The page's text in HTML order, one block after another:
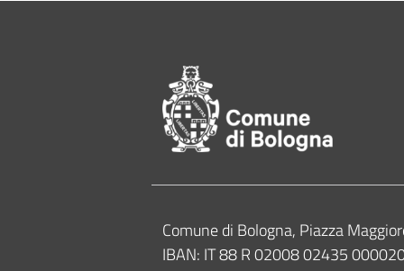
Contacts
Comune di Bologna, Piazza
IBAN: IT 88 R 02008 02435